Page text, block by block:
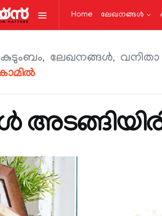
Home ലേഖനങ്ങള്‍
കുടുംബം ലേഖനങ്ങള്‍